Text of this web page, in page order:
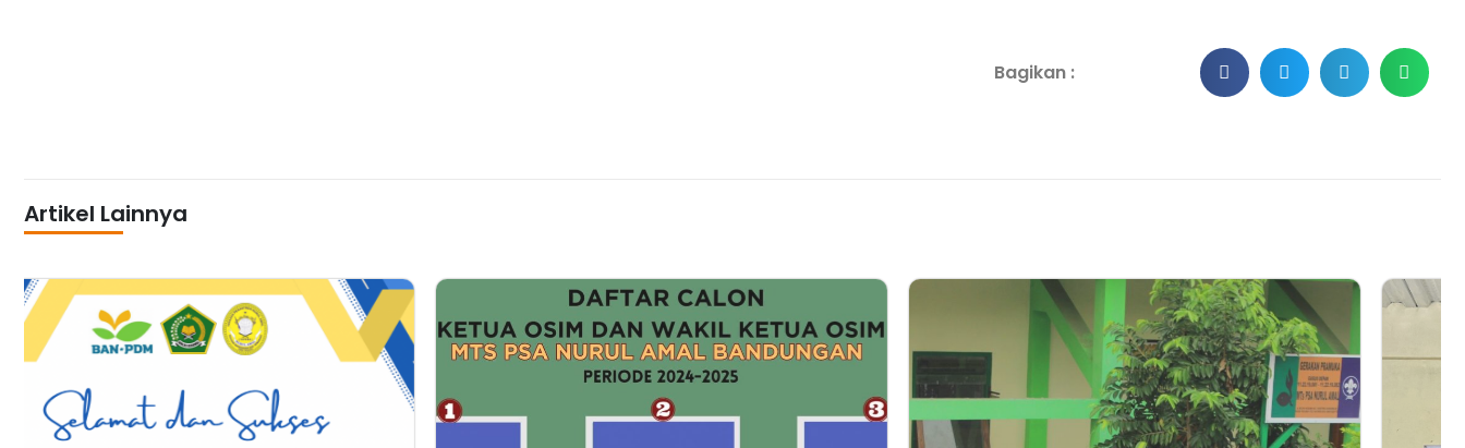
Bagikan :
Artikel Lainnya